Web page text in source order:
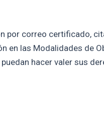
por correo certificado,
en las Modalidades de
hacer valer sus